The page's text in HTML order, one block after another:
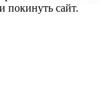
покинуть сайт.